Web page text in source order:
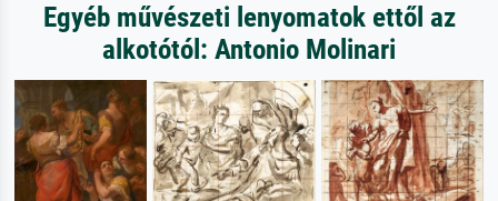
Egyéb művészeti lenyomatok ettől az
alkotótól: Antonio Molinari